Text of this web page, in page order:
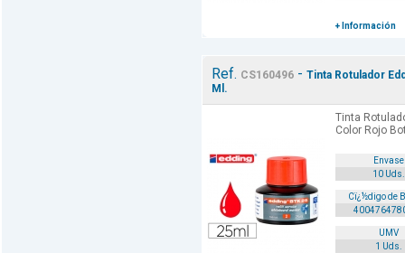
+ Información
Ref. CS160496- Tinta Rotulador
Ml.
Tinta
Color Rojo
Envase
10 Uds.
Cï¿½digo de
UMV
1 Uds.